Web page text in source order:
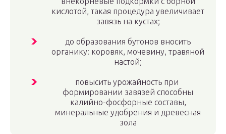
кислотой, такая процедура увеличивает
завязь на кустах;
до образования бутонов вносить
органику: коровяк, мочевину, травяной
настой;
повысить урожайность при
формировании завязей способны
калийно-фосфорные составы,
минеральные удобрения и древесная
зола